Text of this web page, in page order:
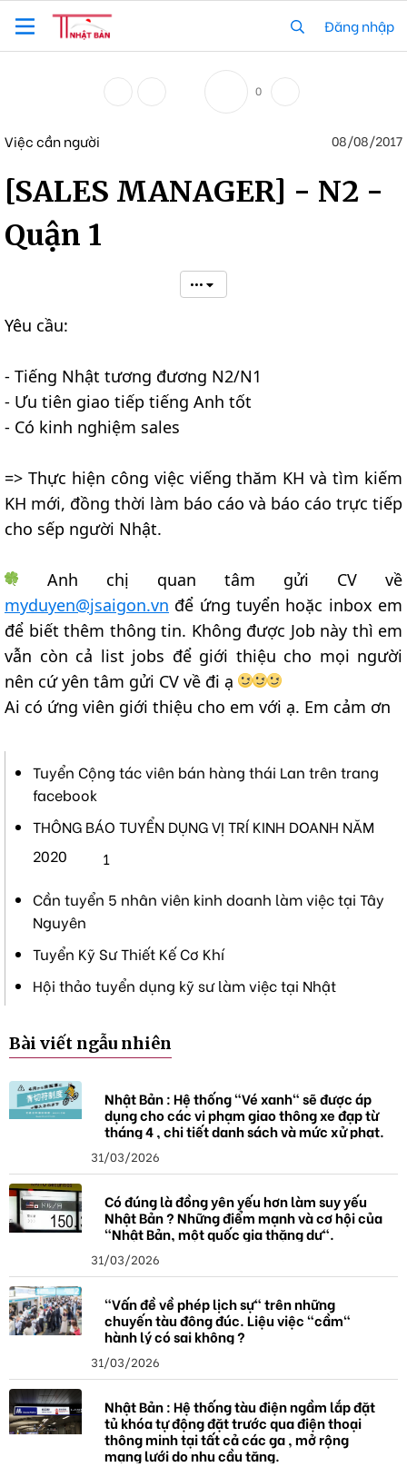
Đăng nhập
0
Việc cần người 08/08/2017
[SALES MANAGER] - N2 -
Quận 1
•••
Yêu cầu:
- Tiếng Nhật tương đương N2/N1
- Ưu tiên giao tiếp tiếng Anh tốt
- Có kinh nghiệm sales
=> Thực hiện công việc viếng thăm KH và tìm kiếm
KH mới, đồng thời làm báo cáo và báo cáo trực tiếp
cho sếp người Nhật.
Anh chị quan tâm gửi CV về
myduyen@jsaigon.vn để ứng tuyển hoặc inbox em
để biết thêm thông tin. Không được Job này thì em
vẫn còn cả list jobs để giới thiệu cho mọi người
nên cứ yên tâm gửi CV về đi ạ
Ai có ứng viên giới thiệu cho em với ạ. Em cảm ơn
Tuyển Cộng tác viên bán hàng thái Lan trên trang
facebook
THÔNG BÁO TUYỂN DỤNG VỊ TRÍ KINH DOANH NĂM
2020
1
Cần tuyển 5 nhân viên kinh doanh làm việc tại Tây
Nguyên
Tuyển Kỹ Sư Thiết Kế Cơ Khí
Hội thảo tuyển dụng kỹ sư làm việc tại Nhật
Bài viết ngẫu nhiên
Nhật Bản : Hệ thống "Vé xanh" sẽ được áp
dụng cho các vi phạm giao thông xe đạp từ
tháng 4 , chi tiết danh sách và mức xử phạt.
31/03/2026
Có đúng là đồng yên yếu hơn làm suy yếu
Nhật Bản ? Những điểm mạnh và cơ hội của
"Nhật Bản, một quốc gia thặng dư".
31/03/2026
"Vấn đề về phép lịch sự" trên những
chuyến tàu đông đúc. Liệu việc "cầm"
hành lý có sai không ?
31/03/2026
Nhật Bản : Hệ thống tàu điện ngầm lắp đặt
tủ khóa tự động đặt trước qua điện thoại
thông minh tại tất cả các ga , mở rộng
mạng lưới do nhu cầu tăng.